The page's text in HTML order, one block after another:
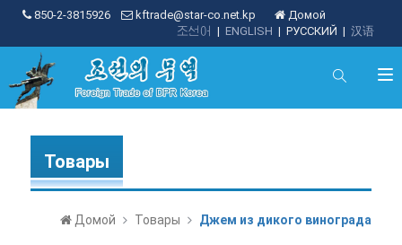
850-2-3815926 kftrade@star-co.net.kp
Домой
| 汉语
| РУССКИЙ
| ENGLISH
조선어
Товары
Домой Товары Джем из дикого винограда